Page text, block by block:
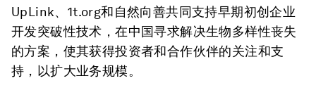
UpLink、1t.org和自然向善共同支持早期初创企业
开发突破性技术，在中国寻求解决生物多样性丧失
的方案，使其获得投资者和合作伙伴的关注和支
持，以扩大业务规模。